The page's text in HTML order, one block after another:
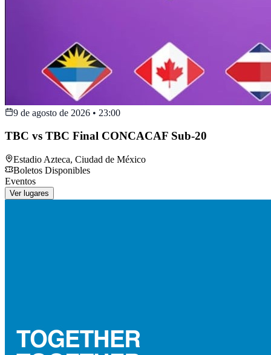
9 de agosto de 2026 • 23:00
TBC vs TBC Final CONCACAF Sub-20
Estadio Azteca, Ciudad de México
Boletos Disponibles
Eventos
Ver lugares